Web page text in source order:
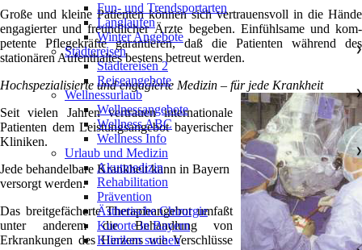
Große und kleine Patienten können sich vertrauensvoll in die Hände
engagierter und freundlicher Ärzte begeben. Einfühlsame und kom-
petente Pflegekräfte garantieren, daß die Patienten während des
stationären Aufenthaltes bestens betreut werden.
Hochspezialisierte und engagierte Medizin – für jede Krankheit
Seit vielen Jahren vertrauen internationale
Patienten dem Leistungsangebot bayerischer
Kliniken.
Jede behandelbare Krankheit kann in Bayern
versorgt werden.
Das breitgefächerte Therapieangebot umfaßt
unter anderem die Behandlung von
Erkrankungen des Herzens wie Verschlüsse
Fun- und Trendsportarten
Langlaufen
Winter Angebote
Städtereisen
❯
Städtereisen 2
Reiseangebote
Wellnessurlaub
❯
Wellnessangebote
Wellness ABC
Wellness Info
Urlaub und Medizin
❯
Akutmedizin
Rehabilitation
Prävention
Ästhetische Chirurgie
Kurorte in Bayern
Kliniken suchen